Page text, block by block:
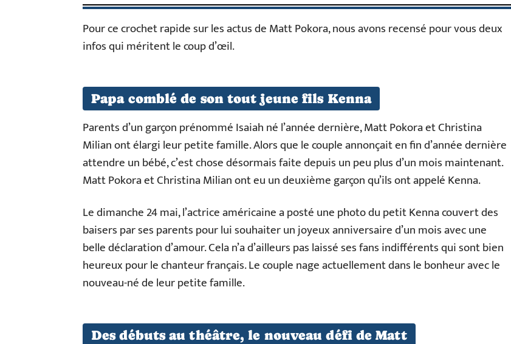
Pour ce crochet rapide sur les actus de Matt Pokora, nous avons recensé pour vous deux
infos qui méritent le coup d’œil.
Papa comblé de son tout jeune fils Kenna
Parents d’un garçon prénommé Isaiah né l’année dernière, Matt Pokora et Christina
Milian ont élargi leur petite famille. Alors que le couple annonçait en fin d’année dernière
attendre un bébé, c’est chose désormais faite depuis un peu plus d’un mois maintenant.
Matt Pokora et Christina Milian ont eu un deuxième garçon qu’ils ont appelé Kenna.
Le dimanche 24 mai, l’actrice américaine a posté une photo du petit Kenna couvert des
baisers par ses parents pour lui souhaiter un joyeux anniversaire d’un mois avec une
belle déclaration d’amour. Cela n’a d’ailleurs pas laissé ses fans indifférents qui sont bien
heureux pour le chanteur français. Le couple nage actuellement dans le bonheur avec le
nouveau-né de leur petite famille.
Des débuts au théâtre, le nouveau défi de Matt